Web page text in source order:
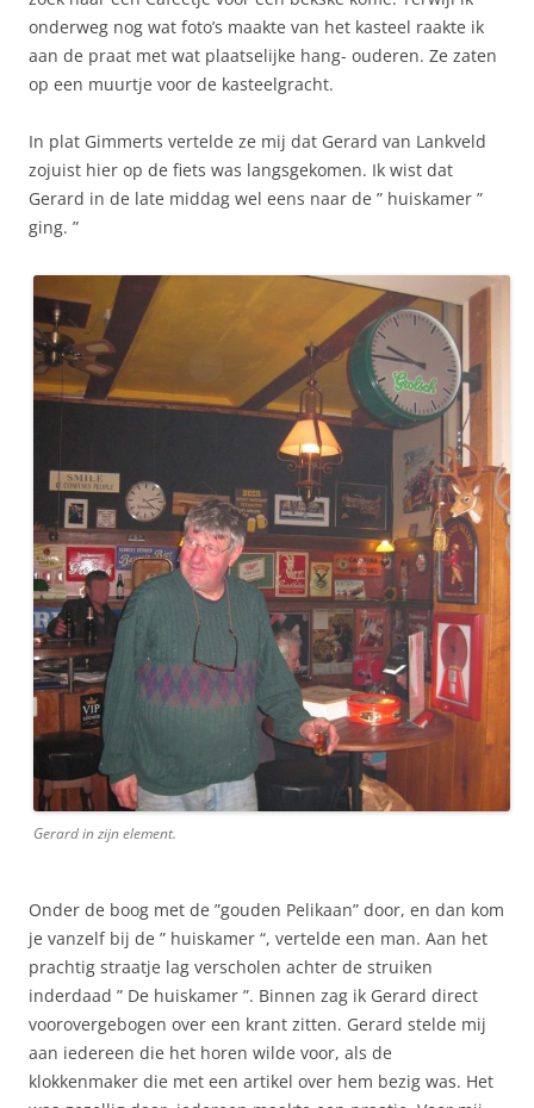
onderweg nog wat foto’s maakte van het kasteel raakte ik
aan de praat met wat plaatselijke hang- ouderen. Ze zaten
op een muurtje voor de kasteelgracht.
In plat Gimmerts vertelde ze mij dat Gerard van Lankveld
zojuist hier op de fiets was langsgekomen. Ik wist dat
Gerard in de late middag wel eens naar de ” huiskamer ”
ging. ”
Gerard in zijn element.
Onder de boog met de ”gouden Pelikaan” door, en dan kom
je vanzelf bij de ” huiskamer “, vertelde een man. Aan het
prachtig straatje lag verscholen achter de struiken
inderdaad ” De huiskamer ”. Binnen zag ik Gerard direct
voorovergebogen over een krant zitten. Gerard stelde mij
aan iedereen die het horen wilde voor, als de
klokkenmaker die met een artikel over hem bezig was. Het